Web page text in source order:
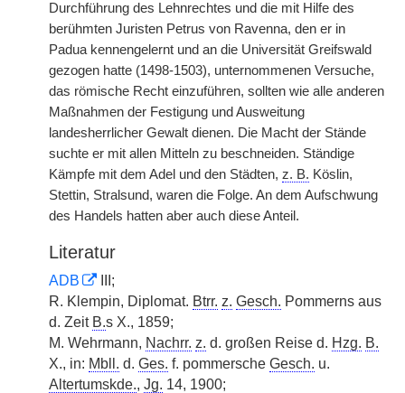
Durchführung des Lehnrechtes und die mit Hilfe des
berühmten Juristen Petrus von Ravenna, den er in
Padua kennengelernt und an die Universität Greifswald
gezogen hatte (1498-1503), unternommenen Versuche,
das römische Recht einzuführen, sollten wie alle anderen
Maßnahmen der Festigung und Ausweitung
landesherrlicher Gewalt dienen. Die Macht der Stände
suchte er mit allen Mitteln zu beschneiden. Ständige
Kämpfe mit dem Adel und den Städten, z. B. Köslin,
Stettin, Stralsund, waren die Folge. An dem Aufschwung
des Handels hatten aber auch diese Anteil.
Literatur
ADB
III;
R. Klempin, Diplomat. Btrr. z. Gesch. Pommerns aus
d. Zeit B.s X., 1859;
M. Wehrmann, Nachrr. z. d. großen Reise d. Hzg. B.
X., in: Mbll. d. Ges. f. pommersche Gesch. u.
Altertumskde., Jg. 14, 1900;